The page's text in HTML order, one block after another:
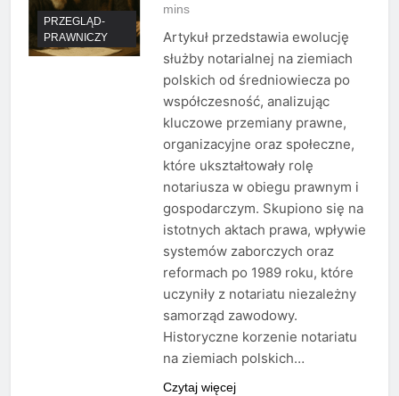
PRZEGLĄD-
PRAWNICZY
mins
Artykuł przedstawia ewolucję
służby notarialnej na ziemiach
polskich od średniowiecza po
współczesność, analizując
kluczowe przemiany prawne,
organizacyjne oraz społeczne,
które ukształtowały rolę
notariusza w obiegu prawnym i
gospodarczym. Skupiono się na
istotnych aktach prawa, wpływie
systemów zaborczych oraz
reformach po 1989 roku, które
uczyniły z notariatu niezależny
samorząd zawodowy.
Historyczne korzenie notariatu
na ziemiach polskich…
Czytaj więcej